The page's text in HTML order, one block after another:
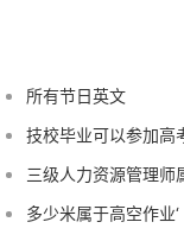
所有节日英文
技校毕业可以参加高
三级人力资源管理师
多少米属于高空作业‘